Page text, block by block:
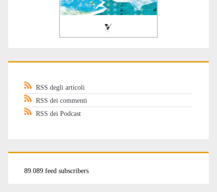
RSS degli articoli
RSS dei commenti
RSS dei Podcast
89.089 feed subscribers